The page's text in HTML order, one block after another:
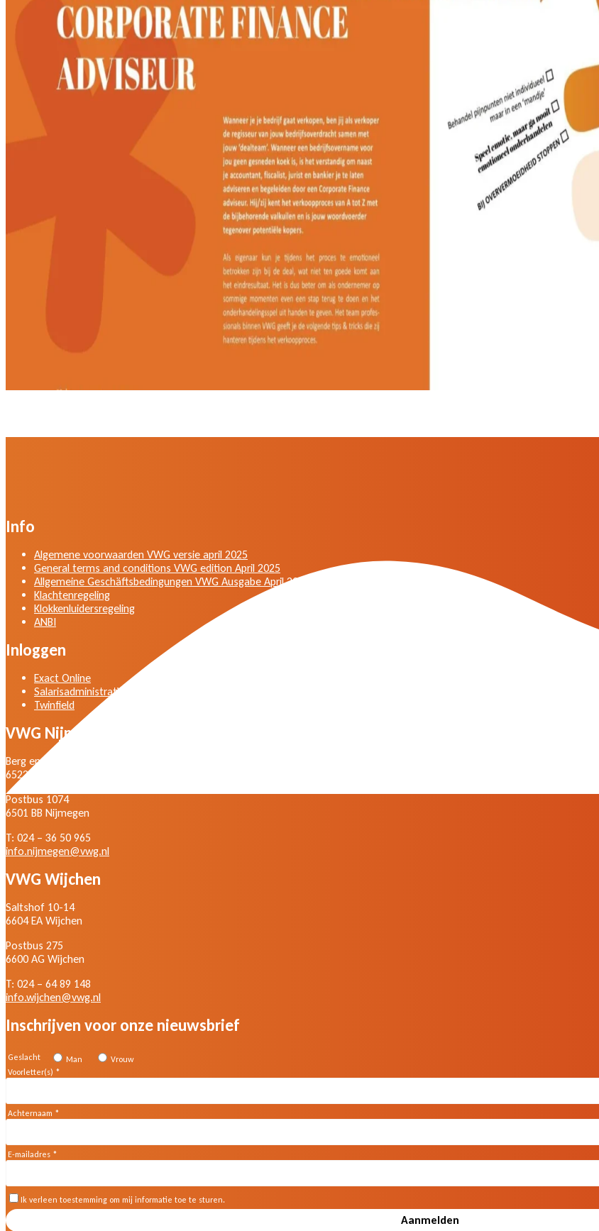
Info
Algemene voorwaarden VWG versie april 2025
General terms and conditions VWG edition April 2025
Allgemeine Geschäftsbedingungen VWG Ausgabe April 2025
Klachtenregeling
Klokkenluidersregeling
ANBI
Inloggen
Exact Online
Salarisadministratie
Twinfield
VWG Nijmegen
Berg en Dalseweg 105
6522 BD Nijmegen
Postbus 1074
6501 BB Nijmegen
T: 024 – 36 50 965
info.nijmegen@vwg.nl
VWG Wijchen
Saltshof 10-14
6604 EA Wijchen
Postbus 275
6600 AG Wijchen
T: 024 – 64 89 148
info.wijchen@vwg.nl
Inschrijven voor onze nieuwsbrief